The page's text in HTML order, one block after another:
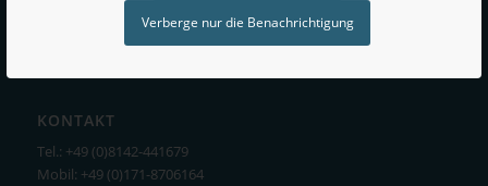
Verberge nur die Benachrichtigung
KONTAKT
Tel.: +49 (0)8142-441679
Mobil: +49 (0)171-8706164